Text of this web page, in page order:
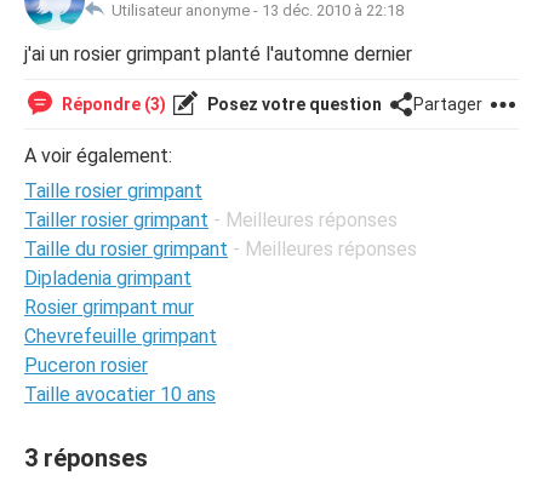
Utilisateur anonyme - 13 déc. 2010 à 22:18
j'ai un rosier grimpant planté l'automne dernier
Répondre (3) Posez votre question Partager
A voir également:
Taille rosier grimpant
Tailler rosier grimpant - Meilleures réponses
Taille du rosier grimpant - Meilleures réponses
Dipladenia grimpant
Rosier grimpant mur
Chevrefeuille grimpant
Puceron rosier
Taille avocatier 10 ans
3 réponses